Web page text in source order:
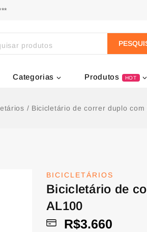
Categorias Produtos HOT
/ Bicicletário de correr duplo
BICICLETÁRIOS
Bicicletário de
AL100
R$3.660